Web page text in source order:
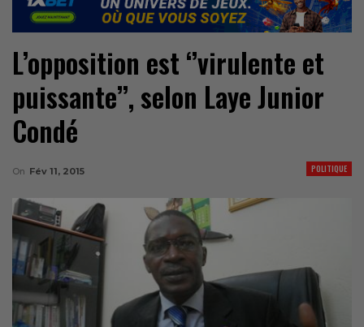
L’opposition est ‘’virulente et
puissante’’, selon Laye Junior
Condé
POLITIQUE
On Fév 11, 2015